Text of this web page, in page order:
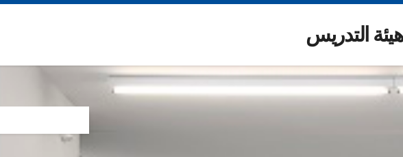
هيئة التدريس